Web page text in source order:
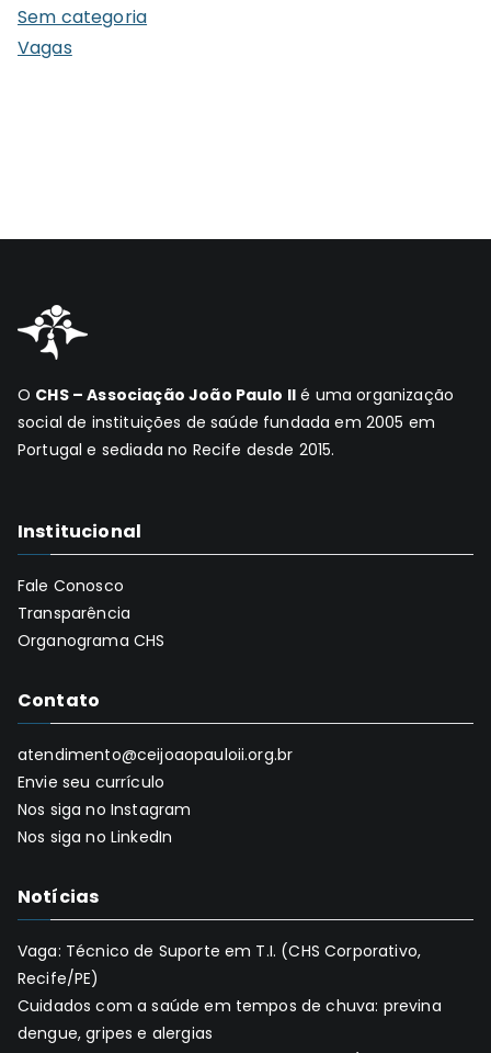
Sem categoria
Vagas
O CHS – Associação João Paulo II é uma organização
social de instituições de saúde fundada em 2005 em
Portugal e sediada no Recife desde 2015.
Institucional
Fale Conosco
Transparência
Organograma CHS
Contato
atendimento@ceijoaopauloii.org.br
Envie seu currículo
Nos siga no Instagram
Nos siga no LinkedIn
Notícias
Vaga: Técnico de Suporte em T.I. (CHS Corporativo,
Recife/PE)
Cuidados com a saúde em tempos de chuva: previna
dengue, gripes e alergias